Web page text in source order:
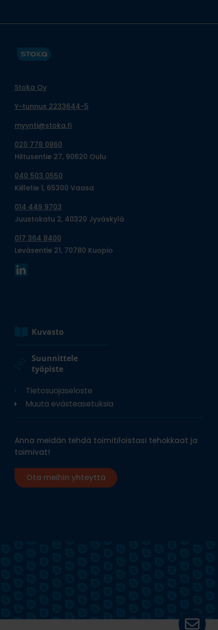
Stoka Oy
Y-tunnus 2233644-5
myynti@stoka.fi
020 778 0860
Hiltusentie 27, 90620 Oulu
040 503 0550
Kiilletie 1, 65300 Vaasa
014 449 9703
Juustokatu 2, 40320 Jyväskylä
017 364 8400
Leväsentie 21, 70780 Kuopio
Kuvasto
Suunnittele
työpiste
Tietosuojaseloste
Muuta evästeasetuksia
Anna meidän tehdä toimitiloistasi tehokkaat ja
toimivat!
Ota meihin yhteyttä